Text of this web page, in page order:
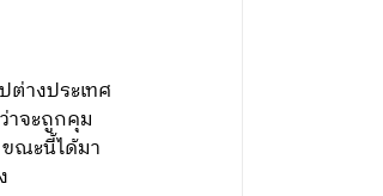
ต่างประเทศ
าจะถูกคุม
ณะนี้ได้มา